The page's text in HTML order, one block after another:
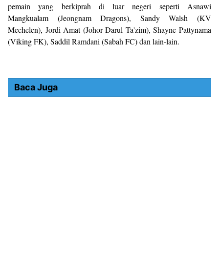
pemain yang berkiprah di luar negeri seperti Asnawi
Mangkualam (Jeongnam Dragons), Sandy Walsh (KV
Mechelen), Jordi Amat (Johor Darul Ta'zim), Shayne Pattynama
(Viking FK), Saddil Ramdani (Sabah FC) dan lain-lain.
Baca Juga